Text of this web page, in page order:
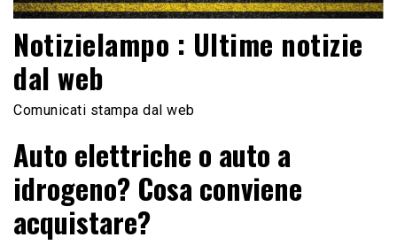
Notizielampo : Ultime notizie
dal web
Comunicati stampa dal web
Auto elettriche o auto a
idrogeno? Cosa conviene
acquistare?